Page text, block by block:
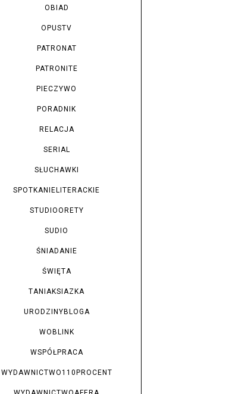
OBIAD
OPUSTV
PATRONAT
PATRONITE
PIECZYWO
PORADNIK
RELACJA
SERIAL
SŁUCHAWKI
SPOTKANIELITERACKIE
STUDIOORETY
SUDIO
ŚNIADANIE
ŚWIĘTA
TANIAKSIAZKA
URODZINYBLOGA
WOBLINK
WSPÓŁPRACA
WYDAWNICTWO110PROCENT